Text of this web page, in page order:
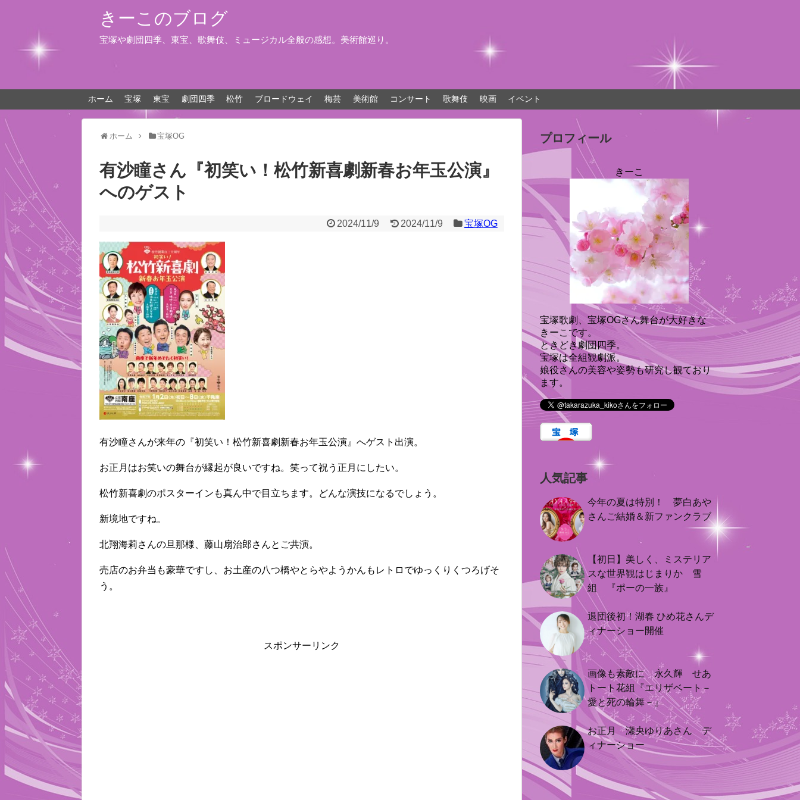
きーこのブログ
宝塚や劇団四季、東宝、歌舞伎、ミュージカル全般の感想。美術館巡り。
ホーム 宝塚 東宝 劇団四季 松竹 ブロードウェイ 梅芸 美術館 コンサート 歌舞伎 映画 イベント
ホーム 宝塚OG
有沙瞳さん『初笑い！松竹新喜劇新春お年玉公演』
へのゲスト
2024/11/9 2024/11/9 宝塚OG
有沙瞳さんが来年の『初笑い！松竹新喜劇新春お年玉公演』へゲスト出演。
お正月はお笑いの舞台が縁起が良いですね。笑って祝う正月にしたい。
松竹新喜劇のポスターインも真ん中で目立ちます。どんな演技になるでしょう。
新境地ですね。
北翔海莉さんの旦那様、藤山扇治郎さんとご共演。
売店のお弁当も豪華ですし、お土産の八つ橋やとらやようかんもレトロでゆっくりくつろげそ
う。
スポンサーリンク
プロフィール
きーこ
宝塚歌劇、宝塚OGさん舞台が大好きな
きーこです。
ときどき劇団四季。
宝塚は全組観劇派。
娘役さんの美容や姿勢も研究し観ており
ます。
人気記事
今年の夏は特別！ 夢白あや
さんご結婚＆新ファンクラブ
【初日】美しく、ミステリア
スな世界観はじまりか 雪
組 『ポーの一族』
退団後初！湖春 ひめ花さんデ
ィナーショー開催
画像も素敵に 永久輝 せあ
トート花組『エリザベート－
愛と死の輪舞－』
お正月 瀬央ゆりあさん デ
ィナーショー